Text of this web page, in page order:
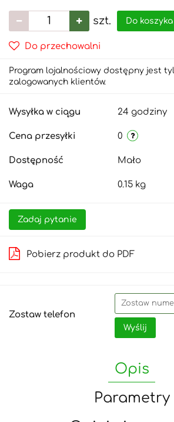
szt. Do koszyka
Do przechowalni
Program lojalnościowy dostępny jest
zalogowanych klientów.
Wysyłka w ciągu 24 godziny
Cena przesyłki 0
Dostępność Mało
Waga 0.15 kg
Zadaj pytanie
Pobierz produkt do PDF
Zostaw telefon
Wyślij
Opis
Parametry